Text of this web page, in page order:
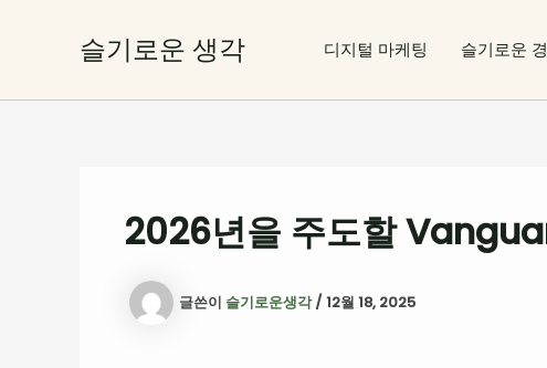
슬기로운 생각 디지털 마케팅 슬기로운
2026년을 주도할
글쓴이 슬기로운생각/12월 18, 2025